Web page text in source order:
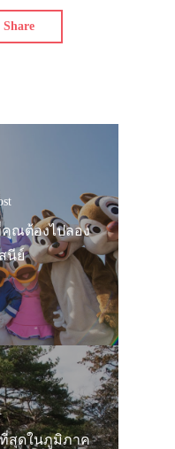
Share
ณต้องไปลอง
นีย์
สุดในภูมิภาค